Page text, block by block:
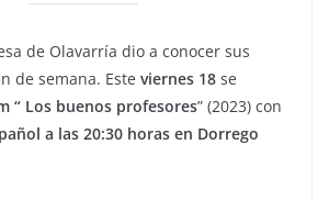
de Olavarría dio a conocer sus
de semana. Este viernes 18 se
“ Los buenos profesores” (2023) con
a las 20:30 horas en Dorrego